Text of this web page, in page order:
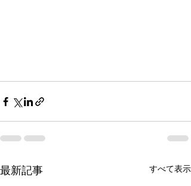
最新記事 すべて表示